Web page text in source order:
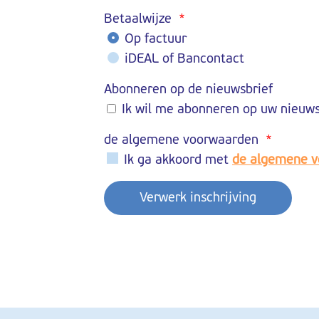
Betaalwijze
*
Op factuur
iDEAL of Bancontact
Abonneren op de nieuwsbrief
Ik wil me abonneren op uw
de algemene voorwaarden
*
Ik ga akkoord met de algemene